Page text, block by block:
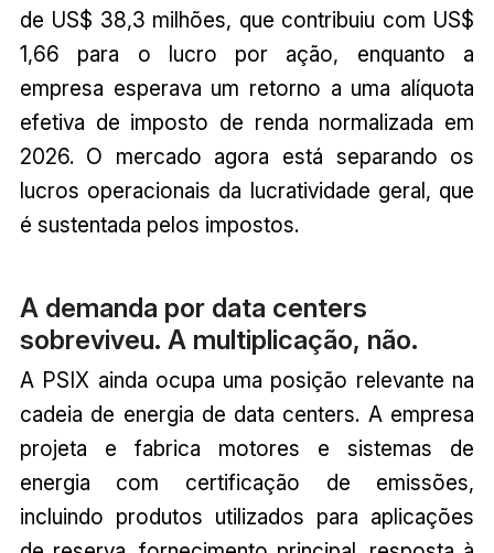
de US$ 38,3 milhões, que contribuiu com US$
1,66 para o lucro por ação, enquanto a
empresa esperava um retorno a uma alíquota
efetiva de imposto de renda normalizada em
2026. O mercado agora está separando os
lucros operacionais da lucratividade geral, que
é sustentada pelos impostos.
A demanda por data centers
sobreviveu. A multiplicação, não.
A PSIX ainda ocupa uma posição relevante na
cadeia de energia de data centers. A empresa
projeta e fabrica motores e sistemas de
energia com certificação de emissões,
incluindo produtos utilizados para aplicações